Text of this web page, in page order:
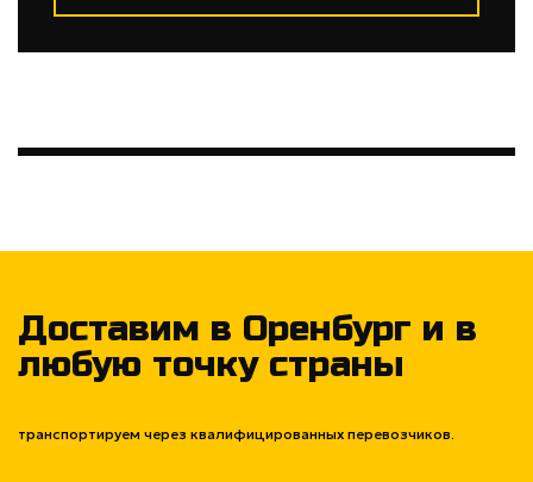
Доставим в Оренбург и в
любую точку страны
транспортируем через квалифицированных перевозчиков.